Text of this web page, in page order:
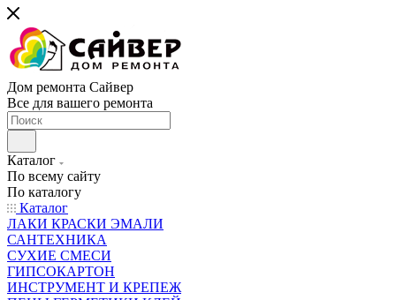
Дом ремонта Сайвер
Все для вашего ремонта
Каталог
По всему сайту
По каталогу
Каталог
ЛАКИ КРАСКИ ЭМАЛИ
САНТЕХНИКА
СУХИЕ СМЕСИ
ГИПСОКАРТОН
ИНСТРУМЕНТ И КРЕПЕЖ